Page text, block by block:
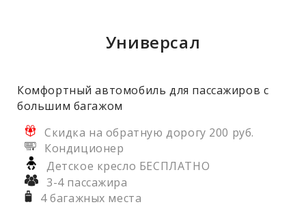
Универсал
Комфортный автомобиль для пассажиров с
большим багажом
Скидка на обратную дорогу 200 руб.
Кондиционер
Детское кресло БЕСПЛАТНО
3-4 пассажира
4 багажных места